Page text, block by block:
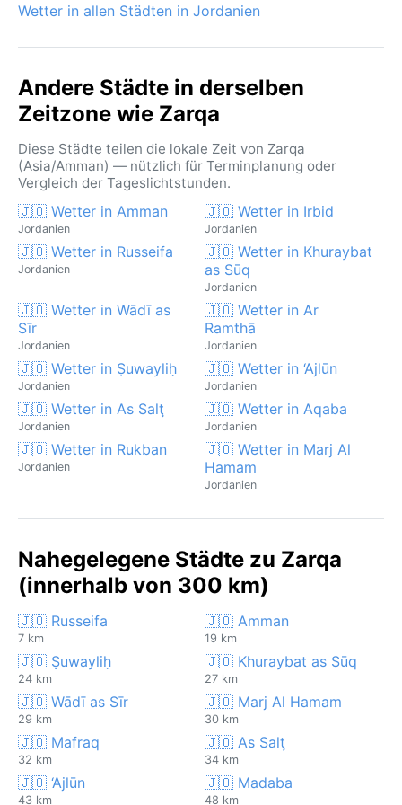
Wetter in allen Städten in Jordanien
Andere Städte in derselben
Zeitzone wie Zarqa
Diese Städte teilen die lokale Zeit von Zarqa
(Asia/Amman) — nützlich für Terminplanung oder
Vergleich der Tageslichtstunden.
🇯🇴 Wetter in Amman
Jordanien
🇯🇴 Wetter in Irbid
Jordanien
🇯🇴 Wetter in Russeifa
Jordanien
🇯🇴 Wetter in Khuraybat
as Sūq
Jordanien
🇯🇴 Wetter in Wādī as
Sīr
Jordanien
🇯🇴 Wetter in Ar
Ramthā
Jordanien
🇯🇴 Wetter in Ṣuwayliḥ
Jordanien
🇯🇴 Wetter in ‘Ajlūn
Jordanien
🇯🇴 Wetter in As Salţ
Jordanien
🇯🇴 Wetter in Aqaba
Jordanien
🇯🇴 Wetter in Rukban
Jordanien
🇯🇴 Wetter in Marj Al
Hamam
Jordanien
Nahegelegene Städte zu Zarqa
(innerhalb von 300 km)
🇯🇴 Russeifa
7 km
🇯🇴 Amman
19 km
🇯🇴 Ṣuwayliḥ
24 km
🇯🇴 Khuraybat as Sūq
27 km
🇯🇴 Wādī as Sīr
29 km
🇯🇴 Marj Al Hamam
30 km
🇯🇴 Mafraq
32 km
🇯🇴 As Salţ
34 km
🇯🇴 ‘Ajlūn
43 km
🇯🇴 Madaba
48 km